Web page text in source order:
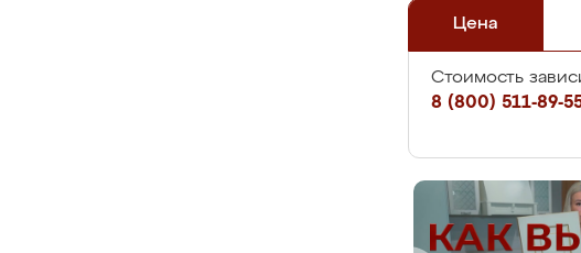
Цена
Стоимость
8 (800) 511-89-